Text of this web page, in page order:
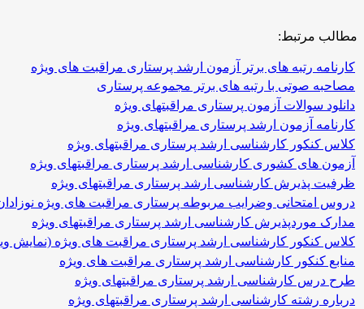
رتبه های برتر آزمون ارشد پرستاری مراقبت های ویژه
با رتبه های برتر مجموعه پرستاری
آزمون پرستاری مراقبتهای ویژه
آزمون ارشد پرستاری مراقبتهای ویژه
کارشناسی ارشد پرستاری مراقبتهای ویژه
کشوری کارشناسی ارشد پرستاری مراقبتهای ویژه
کارشناسی ارشد پرستاری مراقبتهای ویژه
وضرایب مربوطه پرستاری مراقبت های ویژه نوزادان
کارشناسی ارشد پرستاری مراقبتهای ویژه
کارشناسی ارشد پرستاری مراقبت های ویژه (نمایش ویدئویی)
کارشناسی ارشد پرستاری مراقبت های ویژه
کارشناسی ارشد پرستاری مراقبتهای ویژه
کارشناسی ارشد پرستاری مراقبتهای ویژه